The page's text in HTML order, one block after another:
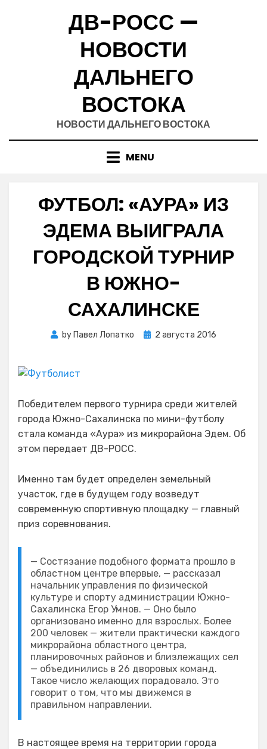
ДВ-РОСС —
НОВОСТИ
ДАЛЬНЕГО
ВОСТОКА
НОВОСТИ ДАЛЬНЕГО ВОСТОКА
MENU
ФУТБОЛ: «АУРА» ИЗ
ЭДЕМА ВЫИГРАЛА
ГОРОДСКОЙ ТУРНИР
В ЮЖНО-
САХАЛИНСКЕ
by Павел Лопатко
Posted
2 августа 2016
Победителем первого турнира среди жителей
города Южно-Сахалинска по мини-футболу
стала команда «Аура» из микрорайона Эдем. Об
этом передает ДВ-РОСС.
Именно там будет определен земельный
участок, где в будущем году возведут
современную спортивную площадку — главный
приз соревнования.
— Состязание подобного формата прошло в
областном центре впервые, — рассказал
начальник управления по физической
культуре и спорту администрации Южно-
Сахалинска Егор Умнов. — Оно было
организовано именно для взрослых. Более
200 человек — жители практически каждого
микрорайона областного центра,
планировочных районов и близлежащих сел
— объединились в 26 дворовых команд.
Такое число желающих порадовало. Это
говорит о том, что мы движемся в
правильном направлении.
В настоящее время на территории города